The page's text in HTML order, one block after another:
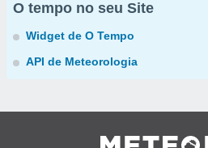
O tempo no seu Site
Widget de O Tempo
API de Meteorologia